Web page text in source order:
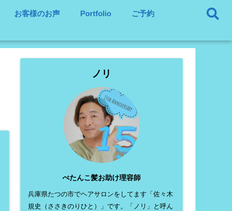
お客様のお声 Portfolio ご予約
ノリ
ぺたんこ髪お助け理容師
兵庫県たつの市でヘアサロンをしてます「佐々木
規史（ささきのりひと）」です。「ノリ」と呼ん